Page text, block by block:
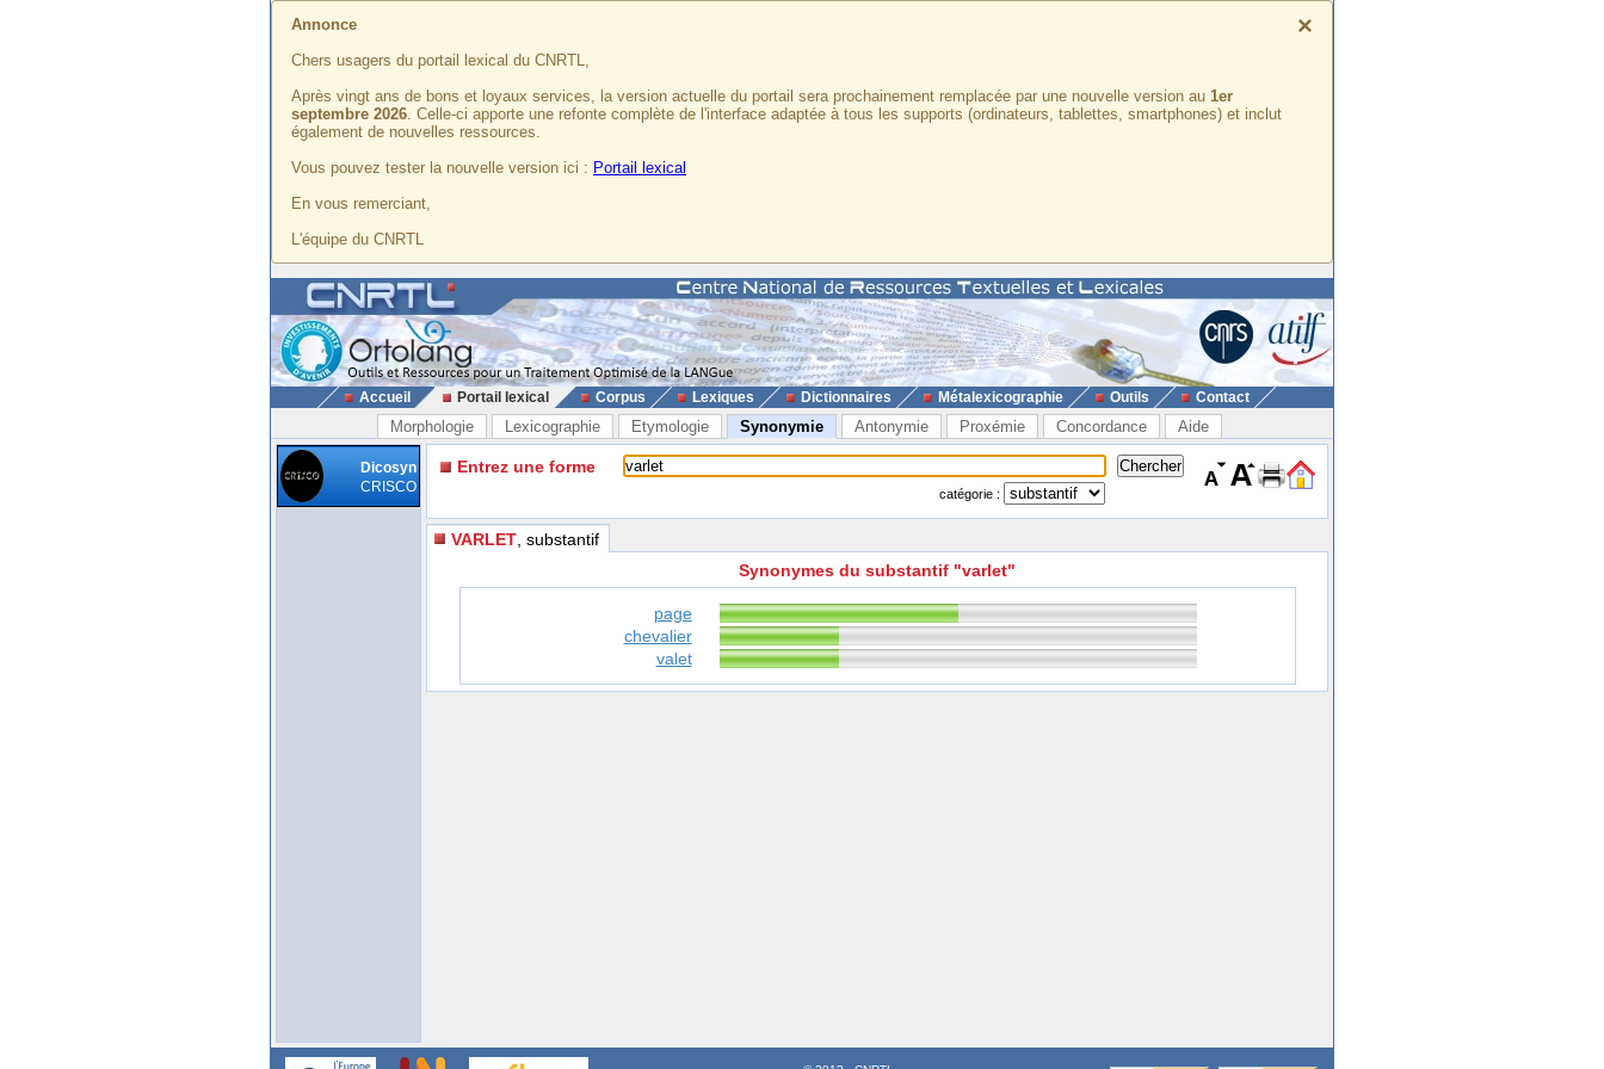
×
Annonce
Chers usagers du portail lexical du CNRTL,
Après vingt ans de bons et loyaux services, la version actuelle du portail sera prochainement remplacée par une nouvelle version au 1er
septembre 2026. Celle-ci apporte une refonte complète de l'interface adaptée à tous les supports (ordinateurs, tablettes, smartphones) et inclut
également de nouvelles ressources.
Vous pouvez tester la nouvelle version ici : Portail lexical
En vous remerciant,
L'équipe du CNRTL
Accueil Portail lexical Corpus Lexiques Dictionnaires Métalexicographie Outils Contact
Morphologie Lexicographie Etymologie Synonymie Antonymie Proxémie Concordance Aide
Dicosyn
CRISCO
Entrez une forme
catégorie :
VARLET , substantif
Synonymes du substantif "varlet"
page
chevalier
valet